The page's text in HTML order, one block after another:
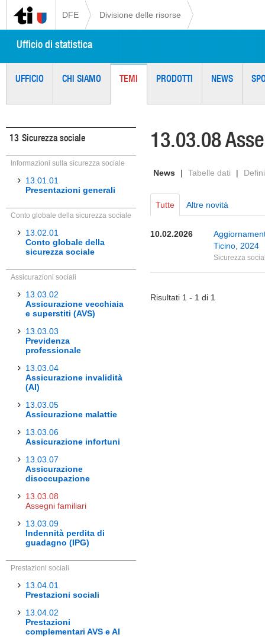
DFE Divisione delle risorse
Ufficio di statistica
UFFICIO CHI SIAMO TEMI PRODOTTI NEWS
13 Sicurezza sociale
Informazioni sulla sicurezza sociale
13.01.01
Presentazioni generali
Conto globale della sicurezza sociale
13.02.01
Conto globale della
sicurezza sociale
Assicurazioni sociali
13.03.02
Assicurazione vecchiaia
e superstiti (AVS)
13.03.03
Previdenza
professionale
13.03.04
Assicurazione invalidità
(AI)
13.03.05
Assicurazione malattie
13.03.06
Assicurazione infortuni
13.03.07
Assicurazione
disoccupazione
13.03.08
Assegni familiari
13.03.09
Indennità perdita di
guadagno (IPG)
Prestazioni sociali
13.04.01
Prestazioni sociali
13.04.02
Prestazioni
complementari AVS e AI
13.03.08
News | Tabelle dati |
Tutte Altre novità
10.02.2026
Ticino, 2024
Sicurezza
Risultati 1 - 1 di 1